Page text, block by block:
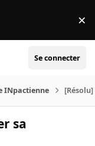
×
Se connecter
INpactienne
sa